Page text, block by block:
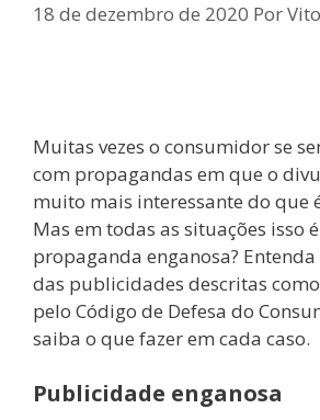
18 de dezembro de 2020 Por
Muitas vezes o consumidor se
com propagandas em que o
muito mais interessante do que
Mas em todas as situações isso
propaganda enganosa?
das publicidades descritas
pelo Código de Defesa do
saiba o que fazer em cada caso.
Publicidade enganosa